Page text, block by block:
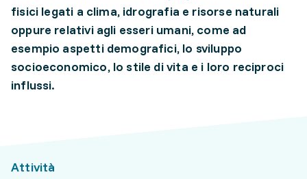
fisici legati a clima, idrografia e risorse naturali
oppure relativi agli esseri umani, come ad
esempio aspetti demografici, lo sviluppo
socioeconomico, lo stile di vita e i loro reciproci
influssi.
Attività